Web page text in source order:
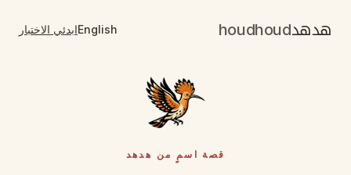
هدهدhoudhoud
Englishابدئي الاختبار
قصة اسمٍ من هدهد